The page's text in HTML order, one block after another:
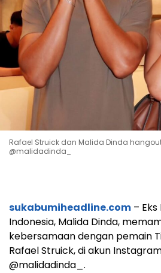
Rafael Struick dan Malida Dinda
@malidadinda_
sukabumiheadline.com –
Indonesia, Malida Dinda,
kebersamaan dengan pemain
Rafael Struick, di akun
@malidadinda_.